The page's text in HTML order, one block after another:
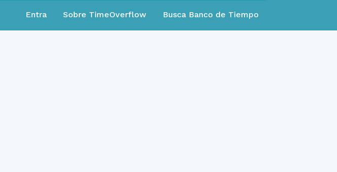
Entra Sobre TimeOverflow Busca Banco de Tiempo